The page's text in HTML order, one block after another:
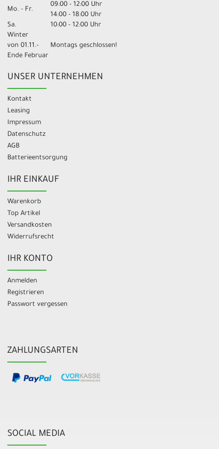
Mo. - Fr.
09:00 - 12:00 Uhr
14:00 - 18:00 Uhr
Sa.
10:00 - 12:00 Uhr
Winter
von 01.11.-
Ende Februar
Montags geschlossen!
UNSER UNTERNEHMEN
Kontakt
Leasing
Impressum
Datenschutz
AGB
Batterieentsorgung
IHR EINKAUF
Warenkorb
Top Artikel
Versandkosten
Widerrufsrecht
IHR KONTO
Anmelden
Registrieren
Passwort vergessen
ZAHLUNGSARTEN
SOCIAL MEDIA